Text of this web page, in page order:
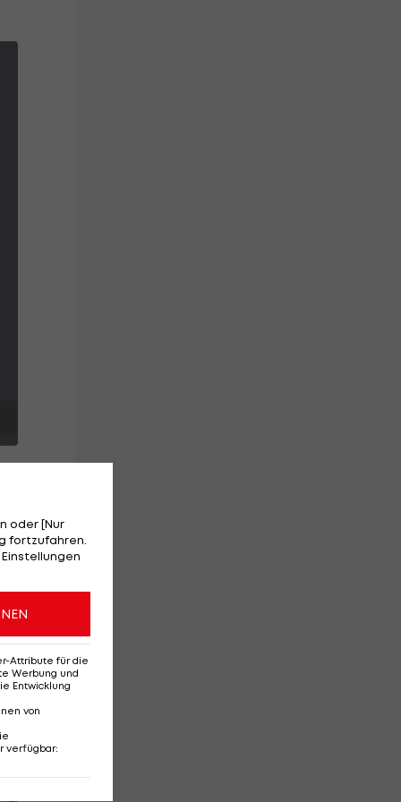
oder [Nur
fortzufahren.
Attribute für die
Werbung und
Entwicklung
von
verfügbar: